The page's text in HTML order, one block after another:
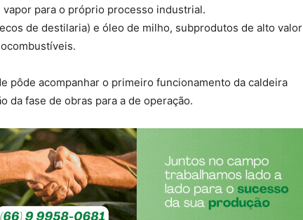
para o próprio processo industrial.
de destilaria) e óleo de milho, subprodutos de alto valor
pôde acompanhar o primeiro funcionamento da caldeira
fase de obras para a de operação.